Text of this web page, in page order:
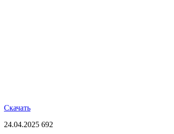
Скачать
24.04.2025 692